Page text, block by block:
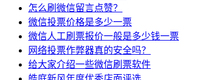
怎么刷微信留言点赞？
微信投票价格是多少一票
微信人工刷票报价一般是多少钱一票
网络投票作弊器真的安全吗？
给大家介绍一些微信刷票软件